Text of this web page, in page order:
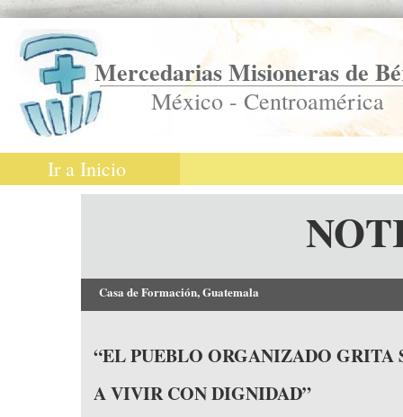
Mercedarias Misioneras de
México - Centroamérica
Ir a Inicio
Casa de Formación, Guatemala
“EL PUEBLO ORGANIZADO GRITA
A VIVIR CON DIGNIDAD”